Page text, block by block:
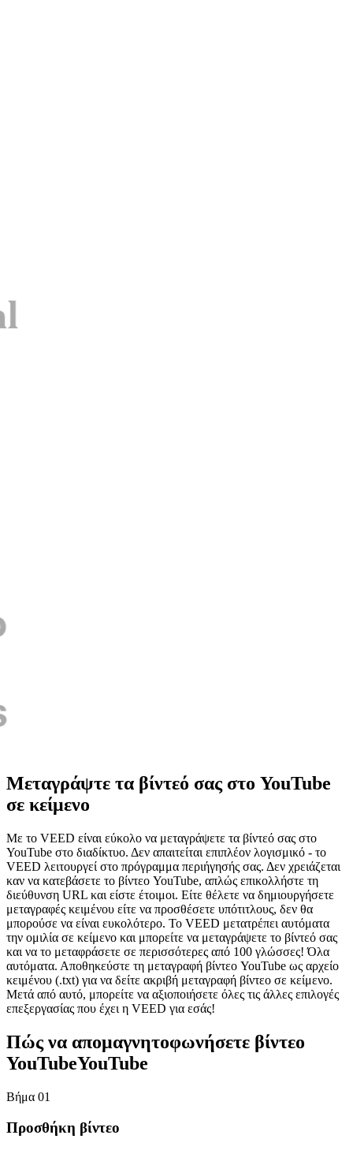
Μεταγράψτε τα βίντεό σας στο YouTube
σε κείμενο
Με το VEED είναι εύκολο να μεταγράψετε τα βίντεό σας στο
YouTube στο διαδίκτυο. Δεν απαιτείται επιπλέον λογισμικό - το
VEED λειτουργεί στο πρόγραμμα περιήγησής σας. Δεν χρειάζεται
καν να κατεβάσετε το βίντεο YouTube, απλώς επικολλήστε τη
διεύθυνση URL και είστε έτοιμοι. Είτε θέλετε να δημιουργήσετε
μεταγραφές κειμένου είτε να προσθέσετε υπότιτλους, δεν θα
μπορούσε να είναι ευκολότερο. Το VEED μετατρέπει αυτόματα
την ομιλία σε κείμενο και μπορείτε να μεταγράψετε το βίντεό σας
και να το μεταφράσετε σε περισσότερες από 100 γλώσσες! Όλα
αυτόματα. Αποθηκεύστε τη μεταγραφή βίντεο YouTube ως αρχείο
κειμένου (.txt) για να δείτε ακριβή μεταγραφή βίντεο σε κείμενο.
Μετά από αυτό, μπορείτε να αξιοποιήσετε όλες τις άλλες επιλογές
επεξεργασίας που έχει η VEED για εσάς!
Πώς να απομαγνητοφωνήσετε βίντεο
YouTubeYouTube
Βήμα 01
Προσθήκη βίντεο